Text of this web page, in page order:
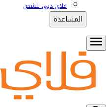
فلاي دبي للشحن
المساعدة